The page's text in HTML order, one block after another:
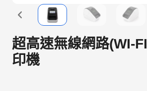
超高速無線網路(WI-FI
印機